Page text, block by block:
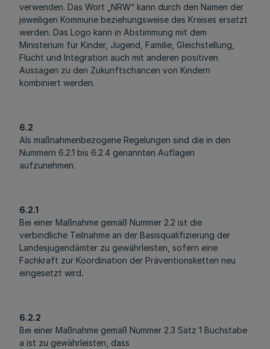
verwenden. Das Wort „NRW“ kann durch den Namen der
jeweiligen Kommune beziehungsweise des Kreises ersetzt
werden. Das Logo kann in Abstimmung mit dem
Ministerium für Kinder, Jugend, Familie, Gleichstellung,
Flucht und Integration auch mit anderen positiven
Aussagen zu den Zukunftschancen von Kindern
kombiniert werden.
6.2
Als maßnahmenbezogene Regelungen sind die in den
Nummern 6.2.1 bis 6.2.4 genannten Auflagen
aufzunehmen.
6.2.1
Bei einer Maßnahme gemäß Nummer 2.2 ist die
verbindliche Teilnahme an der Basisqualifizierung der
Landesjugendämter zu gewährleisten, sofern eine
Fachkraft zur Koordination der Präventionsketten neu
eingesetzt wird.
6.2.2
Bei einer Maßnahme gemäß Nummer 2.3 Satz 1 Buchstabe
a ist zu gewährleisten, dass